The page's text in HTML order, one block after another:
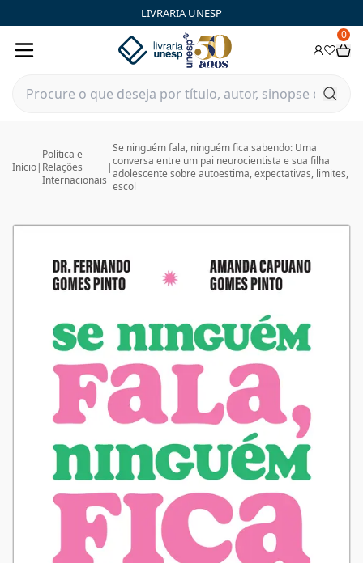
LIVRARIA UNESP
0
Início|
Política e
Relações
Internacionais
|
Se ninguém fala, ninguém fica sabendo: Uma
conversa entre um pai neurocientista e sua filha
adolescente sobre autoestima, expectativas, limites,
escol